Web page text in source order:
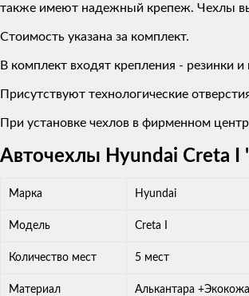
также имеют надежный крепеж. Чехлы
Стоимость указана за комплект.
В комплект входят крепления - резинки и
Присутствуют технологические
При установке чехлов в фирменном
Авточехлы Hyundai Creta I
Марка Hyundai
Модель Creta I
Количество мест 5 мест
Материал Алькантара +Экокожа